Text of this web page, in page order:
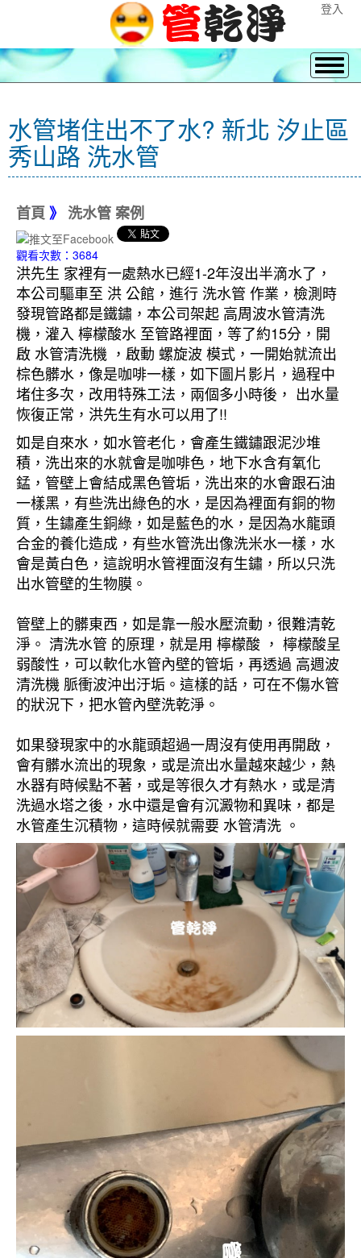
登入
水管堵住出不了水? 新北 汐止區
秀山路 洗水管
首頁 》 洗水管 案例
觀看次數：3684
洪先生 家裡有一處熱水已經1-2年沒出半滴水了，
本公司驅車至 洪 公館，進行 洗水管 作業，檢測時
發現管路都是鐵鏽，本公司架起 高周波水管清洗
機，灌入 檸檬酸水 至管路裡面，等了約15分，開
啟 水管清洗機 ，啟動 螺旋波 模式，一開始就流出
棕色髒水，像是咖啡一樣，如下圖片影片，過程中
堵住多次，改用特殊工法，兩個多小時後， 出水量
恢復正常，洪先生有水可以用了!!
如是自來水，如水管老化，會產生鐵鏽跟泥沙堆
積，洗出來的水就會是咖啡色，地下水含有氧化
錳，管壁上會結成黑色管垢，洗出來的水會跟石油
一樣黑，有些洗出綠色的水，是因為裡面有銅的物
質，生鏽產生銅綠，如是藍色的水，是因為水龍頭
合金的養化造成，有些水管洗出像洗米水一樣，水
會是黃白色，這說明水管裡面沒有生鏽，所以只洗
出水管壁的生物膜。
管壁上的髒東西，如是靠一般水壓流動，很難清乾
淨。 清洗水管 的原理，就是用 檸檬酸 ， 檸檬酸呈
弱酸性，可以軟化水管內壁的管垢，再透過 高週波
清洗機 脈衝波沖出汙垢。這樣的話，可在不傷水管
的狀況下，把水管內壁洗乾淨。
如果發現家中的水龍頭超過一周沒有使用再開啟，
會有髒水流出的現象，或是流出水量越來越少，熱
水器有時候點不著，或是等很久才有熱水，或是清
洗過水塔之後，水中還是會有沉澱物和異味，都是
水管產生沉積物，這時候就需要 水管清洗 。